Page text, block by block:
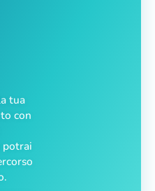
tua
con
potrai